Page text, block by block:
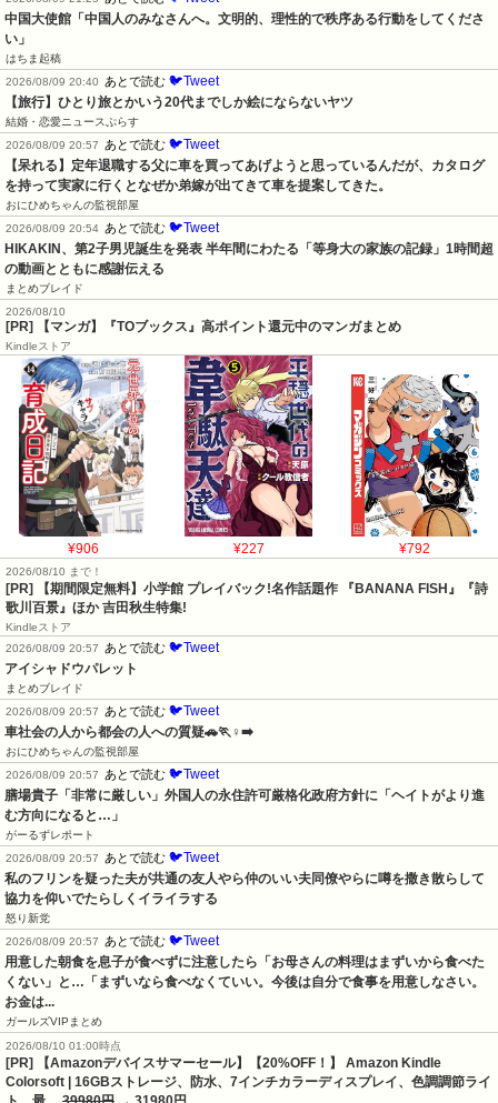
中国大使館「中国人のみなさんへ。文明的、理性的で秩序ある行動をしてくださ
い」
はちま起稿
2026/08/09 20:40
あとで読む 🐦Tweet
【旅行】ひとり旅とかいう20代までしか絵にならないヤツ
結婚・恋愛ニュースぷらす
2026/08/09 20:57
あとで読む 🐦Tweet
【呆れる】定年退職する父に車を買ってあげようと思っているんだが、カタログ
を持って実家に行くとなぜか弟嫁が出てきて車を提案してきた。
おにひめちゃんの監視部屋
2026/08/09 20:54 あとで読む 🐦Tweet
HIKAKIN、第2子男児誕生を発表 半年間にわたる「等身大の家族の記録」1時間超
の動画とともに感謝伝える
まとめブレイド
2026/08/10
[PR] 【マンガ】『TOブックス』高ポイント還元中のマンガまとめ
Kindleストア
¥906 ¥227 ¥792
2026/08/10 まで！
[PR] 【期間限定無料】小学館 プレイバック!名作話題作 『BANANA FISH』『詩
歌川百景』ほか 吉田秋生特集!
Kindleストア
2026/08/09 20:57
あとで読む 🐦Tweet
アイシャドウパレット
まとめブレイド
2026/08/09 20:57
あとで読む 🐦Tweet
車社会の人から都会の人への質疑🚗🏃♀️➡️
おにひめちゃんの監視部屋
2026/08/09 20:57
あとで読む 🐦Tweet
膳場貴子「非常に厳しい」外国人の永住許可厳格化政府方針に「ヘイトがより進
む方向になると…」
がーるずレポート
2026/08/09 20:57
あとで読む 🐦Tweet
私のフリンを疑った夫が共通の友人やら仲のいい夫同僚やらに噂を撒き散らして
協力を仰いでたらしくイライラする
怒り新党
2026/08/09 20:57
あとで読む 🐦Tweet
用意した朝食を息子が食べずに注意したら「お母さんの料理はまずいから食べた
くない」と…「まずいなら食べなくていい。今後は自分で食事を用意しなさい。
お金は...
ガールズVIPまとめ
2026/08/10 01:00時点
[PR] 【Amazonデバイスサマーセール】【20%OFF！】 Amazon Kindle
Colorsoft | 16GBストレージ、防水、7インチカラーディスプレイ、色調調節ライ